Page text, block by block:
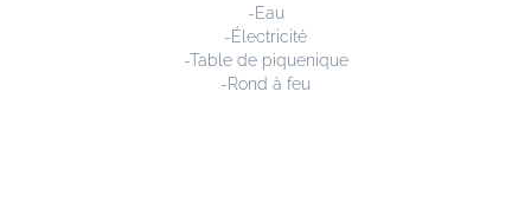
-Eau
-Électricité
-Table de piquenique
-Rond à feu